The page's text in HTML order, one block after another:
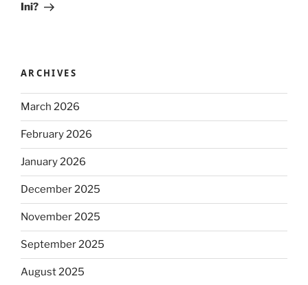
Ini?
ARCHIVES
March 2026
February 2026
January 2026
December 2025
November 2025
September 2025
August 2025